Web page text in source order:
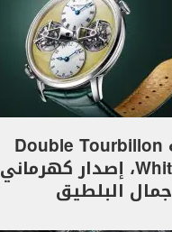
ساعة Double Tourbillon
White Gold، إصدار كهرماني
جمال البلطيق